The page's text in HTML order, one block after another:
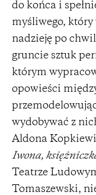
do końca i
myśliwego, który
nadzieję po
gruncie sztuk
którym
opowieści
wydobywać z
Aldona
Iwona,
Teatrze
Tomaszewski,